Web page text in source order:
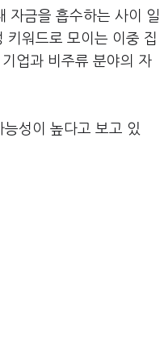
자금을 흡수하는 사이 일
워드로 모이는 이중 집
업과 비주류 분야의 자
성이 높다고 보고 있